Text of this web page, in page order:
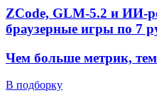
ZCode, GLM-5.2 и ИИ-
браузерные игры по 7
Чем больше метрик,
В подборку